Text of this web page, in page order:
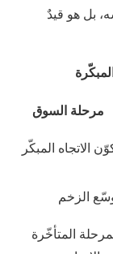
بل هو قيدٌ
مرحلة السوق
الاتجاه المبكّر
الزخم
المتأخّرة